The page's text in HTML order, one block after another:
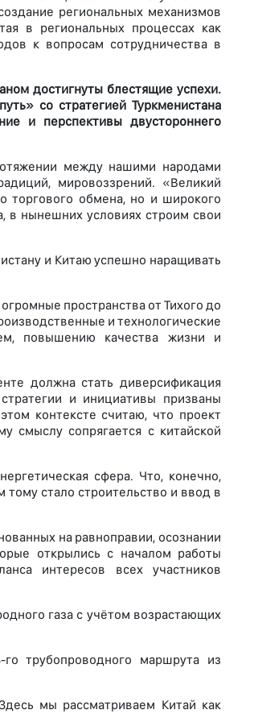
региональных механизмов
в региональных процессах как
к вопросам сотрудничества в
достигнуты блестящие успехи.
со стратегией Туркменистана
и перспективы двустороннего
между нашими народами
мировоззрений. «Великий
торгового обмена, но и широкого
в нынешних условиях строим свои
и Китаю успешно наращивать
пространства от Тихого до
и технологические
повышению качества жизни и
должна стать диверсификация
и инициативы призваны
контексте считаю, что проект
смыслу сопрягается с китайской
сфера. Что, конечно,
стало строительство и ввод в
на равноправии, осознании
открылись с началом работы
интересов всех участников
газа с учётом возрастающих
трубопроводного маршрута из
мы рассматриваем Китай как